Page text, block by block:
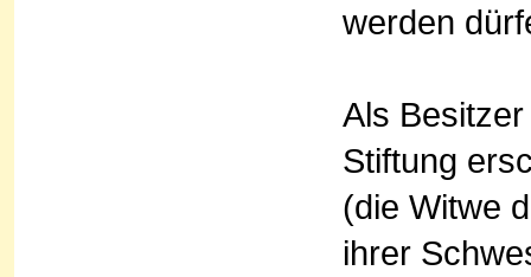
werden
Als
Stiftung
(die Witwe
ihrer